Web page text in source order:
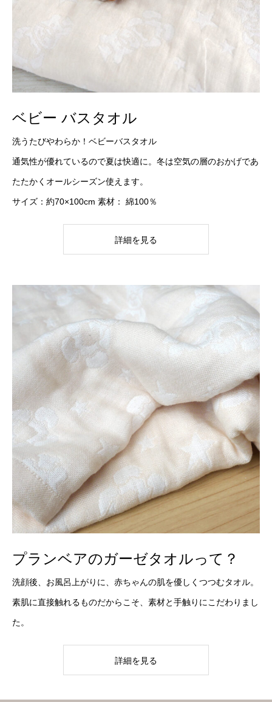
ベビー バスタオル
洗うたびやわらか！ベビーバスタオル
通気性が優れているので夏は快適に。冬は空気の層のおかげであ
たたかくオールシーズン使えます。
サイズ：約70×100cm 素材： 綿100％
詳細を見る
プランベアのガーゼタオルって？
洗顔後、お風呂上がりに、赤ちゃんの肌を優しくつつむタオル。
素肌に直接触れるものだからこそ、素材と手触りにこだわりまし
た。
詳細を見る